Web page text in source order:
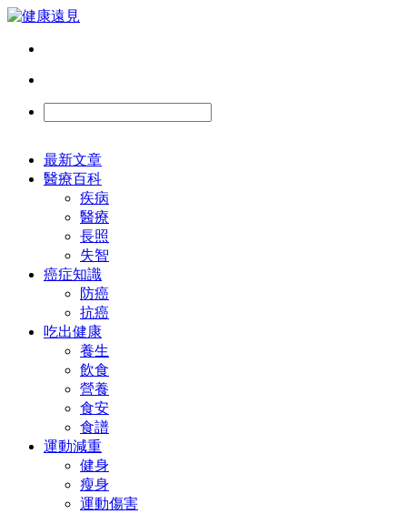
最新文章
醫療百科
疾病
醫療
長照
失智
癌症知識
防癌
抗癌
吃出健康
養生
飲食
營養
食安
食譜
運動減重
健身
瘦身
運動傷害